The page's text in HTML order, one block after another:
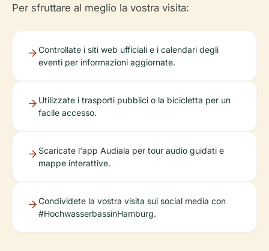
Per sfruttare al meglio la vostra visita:
Controllate i siti web ufficiali e i calendari degli
eventi per informazioni aggiornate.
Utilizzate i trasporti pubblici o la bicicletta per un
facile accesso.
Scaricate l'app Audiala per tour audio guidati e
mappe interattive.
Condividete la vostra visita sui social media con
#HochwasserbassinHamburg.